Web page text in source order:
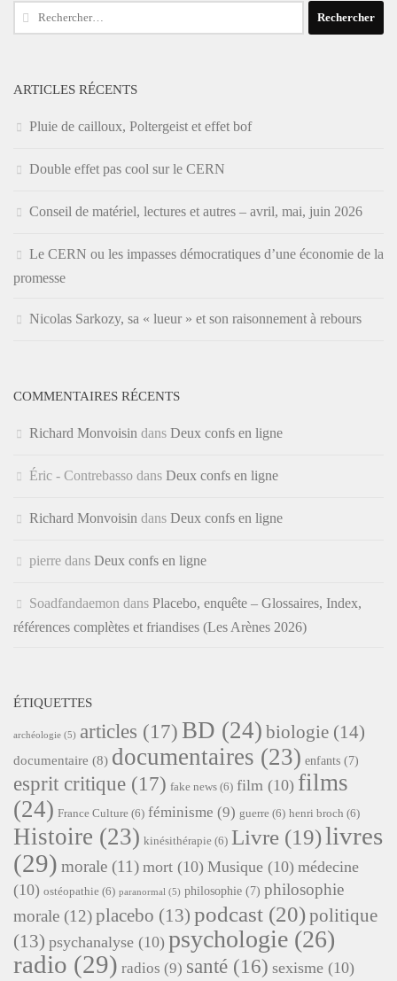
Rechercher :
ARTICLES RÉCENTS
Pluie de cailloux, Poltergeist et effet bof
Double effet pas cool sur le CERN
Conseil de matériel, lectures et autres – avril, mai, juin 2026
Le CERN ou les impasses démocratiques d’une économie de la
promesse
Nicolas Sarkozy, sa « lueur » et son raisonnement à rebours
COMMENTAIRES RÉCENTS
Richard Monvoisin dans Deux confs en ligne
Éric - Contrebasso dans Deux confs en ligne
Richard Monvoisin dans Deux confs en ligne
pierre dans Deux confs en ligne
Soadfandaemon dans Placebo, enquête – Glossaires, Index,
références complètes et friandises (Les Arènes 2026)
ÉTIQUETTES
archéologie (5) articles (17) BD (24) biologie (14)
documentaire (8) documentaires (23) enfants (7)
esprit critique (17) fake news (6) film (10) films
(24) France Culture (6) féminisme (9) guerre (6) henri broch (6)
Histoire (23) kinésithérapie (6) Livre (19)livres
(29) morale (11) mort (10) Musique (10) médecine
(10) ostéopathie (6) paranormal (5) philosophie (7) philosophie
morale (12)placebo (13) podcast (20)politique
(13) psychanalyse (10) psychologie (26)
radio (29) radios (9) santé (16) sexisme (10)